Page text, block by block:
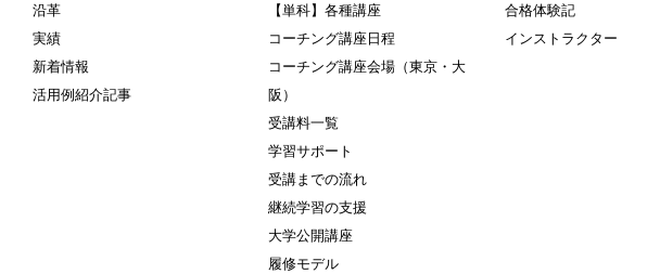
沿革
実績
新着情報
活用例紹介記事
【単科】各種講座
コーチング講座日程
コーチング講座会場（東京・大
阪）
受講料一覧
学習サポート
受講までの流れ
継続学習の支援
大学公開講座
履修モデル
合格体験記
インストラクター